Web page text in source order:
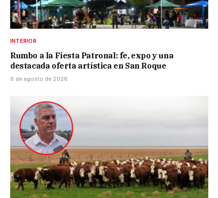
INTERIOR
Rumbo a la Fiesta Patronal: fe, expo y una
destacada oferta artística en San Roque
6 de agosto de 2026